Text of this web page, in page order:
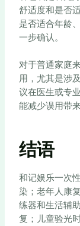
舒适度和是否
是否适合年龄
一步确认。
对于普通家庭
用，尤其是涉
议在医生或专
能减少误用带
结语
和记娱乐一次
染；老年人康
练器和生活辅
复；儿童验光